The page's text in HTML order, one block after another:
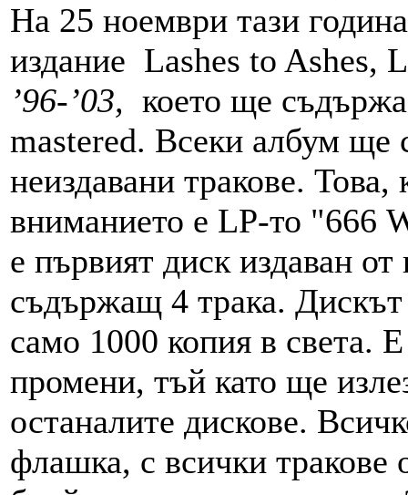
На 25 ноември тази
издание Lashes to Ashes,
’96-’03, което ще
mastered. Всеки албум ще
неиздавани тракове.
вниманието е LP-то "666
е първият диск издаван
съдържащ 4 трака.
само 1000 копия в света.
промени, тъй като ще
останалите дискове.
флашка, с всички тракове